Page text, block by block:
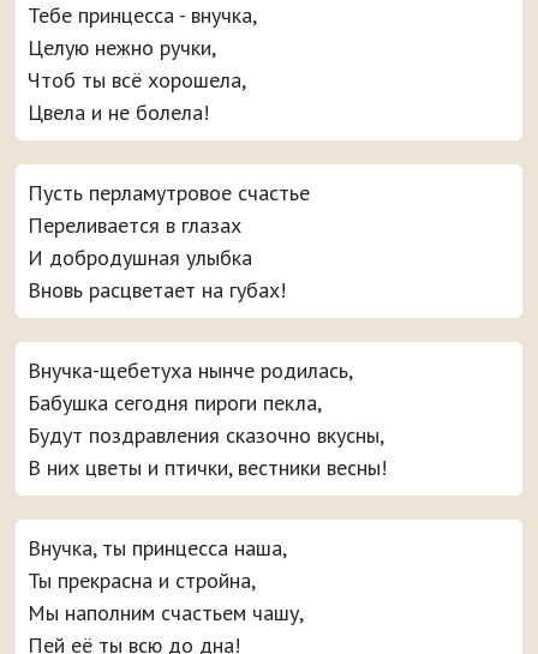
Тебе принцесса - внучка,
Целую нежно ручки,
Чтоб ты всё хорошела,
Цвела и не болела!
Пусть перламутровое счастье
Переливается в глазах
И добродушная улыбка
Вновь расцветает на губах!
Внучка-щебетуха нынче родилась,
Бабушка сегодня пироги пекла,
Будут поздравления сказочно вкусны,
В них цветы и птички, вестники весны!
Внучка, ты принцесса наша,
Ты прекрасна и стройна,
Мы наполним счастьем чашу,
Пей её ты всю до дна!